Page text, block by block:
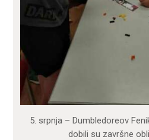
5. srpnja – Dumbledoreov
dobili su završne